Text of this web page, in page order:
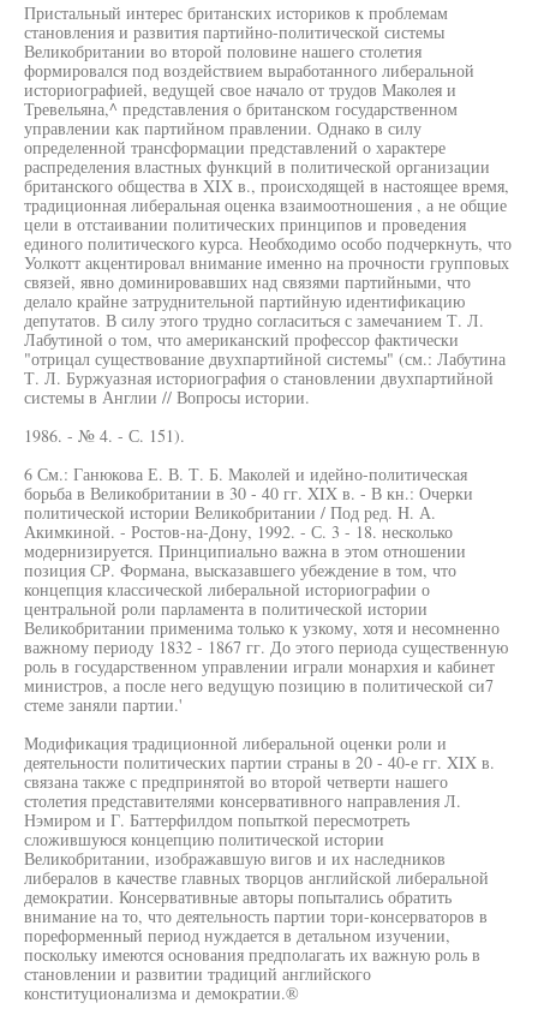
Пристальный интерес британских историков к проблемам
становления и развития партийно-политической системы
Великобритании во второй половине нашего столетия
формировался под воздействием выработанного либеральной
историографией, ведущей свое начало от трудов Маколея и
Тревельяна,^ представления о британском государственном
управлении как партийном правлении. Однако в силу
определенной трансформации представлений о характере
распределения властных функций в политической организации
британского общества в XIX в., происходящей в настоящее время,
традиционная либеральная оценка взаимоотношения , а не общие
цели в отстаивании политических принципов и проведения
единого политического курса. Необходимо особо подчеркнуть, что
Уолкотт акцентировал внимание именно на прочности групповых
связей, явно доминировавших над связями партийными, что
делало крайне затруднительной партийную идентификацию
депутатов. В силу этого трудно согласиться с замечанием Т. Л.
Лабутиной о том, что американский профессор фактически
"отрицал существование двухпартийной системы" (см.: Лабутина
Т. Л. Буржуазная историография о становлении двухпартийной
системы в Англии // Вопросы истории.
1986. - № 4. - С. 151).
6 См.: Ганюкова Е. В. Т. Б. Маколей и идейно-политическая
борьба в Великобритании в 30 - 40 гг. XIX в. - В кн.: Очерки
политической истории Великобритании / Под ред. Н. А.
Акимкиной. - Ростов-на-Дону, 1992. - С. 3 - 18. несколько
модернизируется. Принципиально важна в этом отношении
позиция СР. Формана, высказавшего убеждение в том, что
концепция классической либеральной историографии о
центральной роли парламента в политической истории
Великобритании применима только к узкому, хотя и несомненно
важному периоду 1832 - 1867 гг. До этого периода существенную
роль в государственном управлении играли монархия и кабинет
министров, а после него ведущую позицию в политической си7
стеме заняли партии.'
Модификация традиционной либеральной оценки роли и
деятельности политических партии страны в 20 - 40-е гг. XIX в.
связана также с предпринятой во второй четверти нашего
столетия представителями консервативного направления Л.
Нэмиром и Г. Баттерфилдом попыткой пересмотреть
сложившуюся концепцию политической истории
Великобритании, изображавшую вигов и их наследников
либералов в качестве главных творцов английской либеральной
демократии. Консервативные авторы попытались обратить
внимание на то, что деятельность партии тори-консерваторов в
пореформенный период нуждается в детальном изучении,
поскольку имеются основания предполагать их важную роль в
становлении и развитии традиций английского
конституционализма и демократии.®